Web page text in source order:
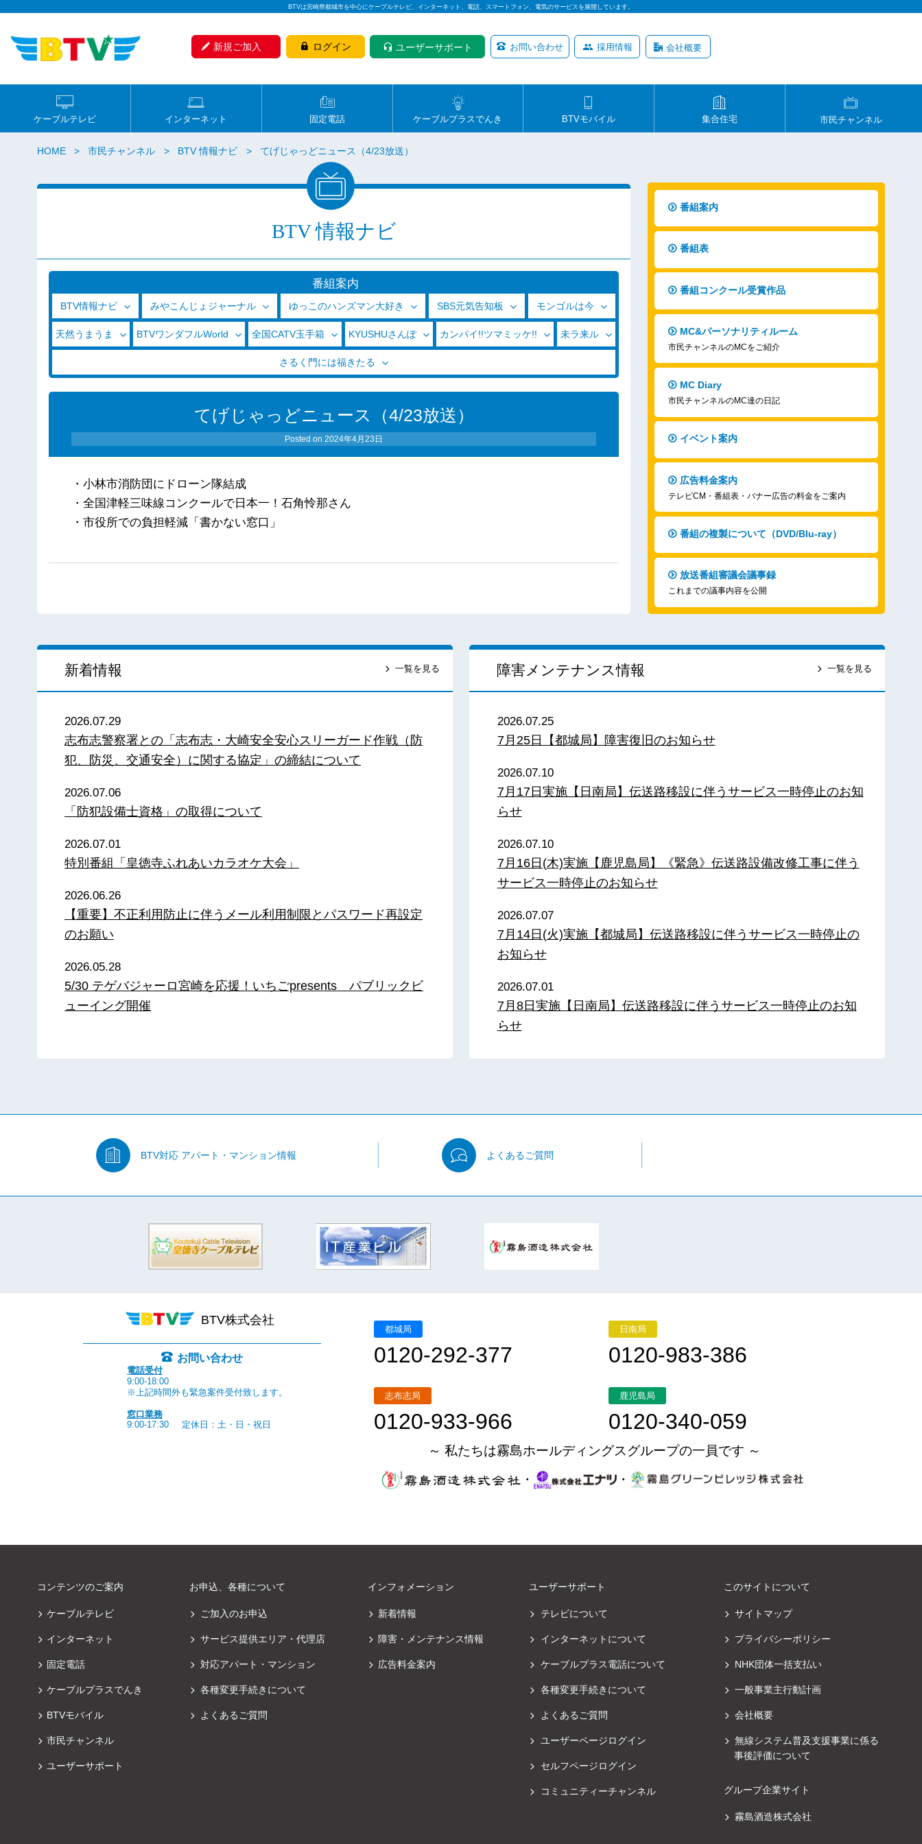
BTVは宮崎県都城市を中心にケーブルテレビ、インターネット、電話、スマートフォン、電気のサービスを展開しています。
新規ご加入 ログイン ユーザーサポート お問い合わせ 採用情報 会社概要
ケーブルテレビ インターネット 固定電話 ケーブルプラスでんき BTVモバイル 集合住宅 市民チャンネル
HOME 市民チャンネル BTV 情報ナビ てげじゃっどニュース（4/23放送）
BTV 情報ナビ
番組案内
BTV情報ナビ みやこんじょジャーナル ゆっこのハンズマン大好き SBS元気告知板 モンゴルは今
天然うまうま BTVワンダフルWorld 全国CATV玉手箱 KYUSHUさんぽ カンパイ!!ツマミッケ!! 未ラ来ル
さるく門には福きたる
てげじゃっどニュース（4/23放送）
Posted on2024年4月23日
・小林市消防団にドローン隊結成
・全国津軽三味線コンクールで日本一！石角怜那さん
・市役所での負担軽減「書かない窓口」
番組案内
番組表
番組コンクール受賞作品
MC&パーソナリティルーム
市民チャンネルのMCをご紹介
MC Diary
市民チャンネルのMC達の日記
イベント案内
広告料金案内
テレビCM・番組表・バナー広告の料金をご案内
番組の複製について（DVD/Blu-ray）
放送番組審議会議事録
これまでの議事内容を公開
新着情報 一覧を見る
2026.07.29
志布志警察署との「志布志・大崎安全安心スリーガード作戦（防
犯、防災、交通安全）に関する協定」の締結について
2026.07.06
「防犯設備士資格」の取得について
2026.07.01
特別番組「皇徳寺ふれあいカラオケ大会」
2026.06.26
【重要】不正利用防止に伴うメール利用制限とパスワード再設定
のお願い
2026.05.28
5/30 テゲバジャーロ宮崎を応援！いちごpresents パブリックビ
ューイング開催
障害メンテナンス情報 一覧を見る
2026.07.25
7月25日【都城局】障害復旧のお知らせ
2026.07.10
7月17日実施【日南局】伝送路移設に伴うサービス一時停止のお知
らせ
2026.07.10
7月16日(木)実施【鹿児島局】《緊急》伝送路設備改修工事に伴う
サービス一時停止のお知らせ
2026.07.07
7月14日(火)実施【都城局】伝送路移設に伴うサービス一時停止の
お知らせ
2026.07.01
7月8日実施【日南局】伝送路移設に伴うサービス一時停止のお知
らせ
BTV対応 アパート・マンション情報 よくあるご質問
BTV株式会社
お問い合わせ
電話受付
9:00-18:00
※上記時間外も緊急案件受付致します。
窓口業務
9:00-17:30
定休日：土・日・祝日
都城局
0120-292-377
日南局
0120-983-386
志布志局
0120-933-966
鹿児島局
0120-340-059
～ 私たちは霧島ホールディングスグループの一員です ～
・
・
コンテンツのご案内
ケーブルテレビ
インターネット
固定電話
ケーブルプラスでんき
BTVモバイル
市民チャンネル
ユーザーサポート
お申込、各種について
ご加入のお申込
サービス提供エリア・代理店
対応アパート・マンション
各種変更手続きについて
よくあるご質問
インフォメーション
新着情報
障害・メンテナンス情報
広告料金案内
ユーザーサポート
テレビについて
インターネットについて
ケーブルプラス電話について
各種変更手続きについて
よくあるご質問
ユーザーページログイン
セルフページログイン
コミュニティーチャンネル
このサイトについて
サイトマップ
プライバシーポリシー
NHK団体一括支払い
一般事業主行動計画
会社概要
無線システム普及支援事業に係る
事後評価について
グループ企業サイト
霧島酒造株式会社